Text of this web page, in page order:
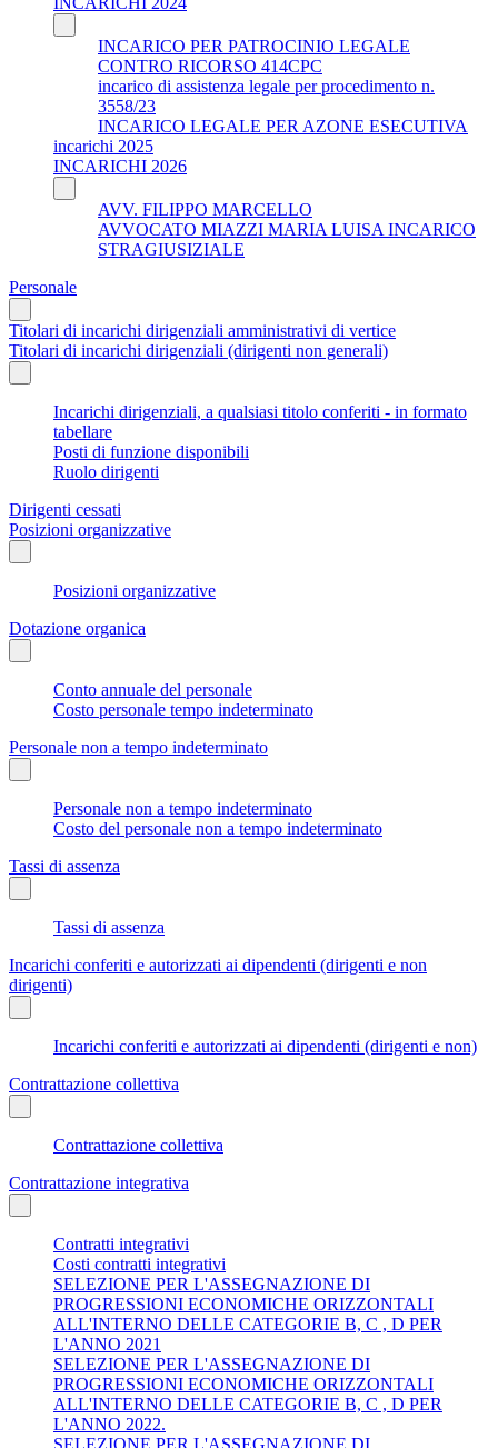
INCARICO PER PATROCINIO LEGALE
CONTRO RICORSO 414CPC
incarico di assistenza legale per procedimento n.
3558/23
INCARICO LEGALE PER AZONE ESECUTIVA
incarichi 2025
INCARICHI 2026
AVV. FILIPPO MARCELLO
AVVOCATO MIAZZI MARIA LUISA INCARICO
STRAGIUSIZIALE
Personale
Titolari di incarichi dirigenziali amministrativi di vertice
Titolari di incarichi dirigenziali (dirigenti non generali)
Incarichi dirigenziali, a qualsiasi titolo conferiti - in formato
tabellare
Posti di funzione disponibili
Ruolo dirigenti
Dirigenti cessati
Posizioni organizzative
Posizioni organizzative
Dotazione organica
Conto annuale del personale
Costo personale tempo indeterminato
Personale non a tempo indeterminato
Personale non a tempo indeterminato
Costo del personale non a tempo indeterminato
Tassi di assenza
Tassi di assenza
Incarichi conferiti e autorizzati ai dipendenti (dirigenti e non
dirigenti)
Incarichi conferiti e autorizzati ai dipendenti (dirigenti e non)
Contrattazione collettiva
Contrattazione collettiva
Contrattazione integrativa
Contratti integrativi
Costi contratti integrativi
SELEZIONE PER L'ASSEGNAZIONE DI
PROGRESSIONI ECONOMICHE ORIZZONTALI
ALL'INTERNO DELLE CATEGORIE B, C , D PER
L'ANNO 2021
SELEZIONE PER L'ASSEGNAZIONE DI
PROGRESSIONI ECONOMICHE ORIZZONTALI
ALL'INTERNO DELLE CATEGORIE B, C , D PER
L'ANNO 2022.
SELEZIONE PER L'ASSEGNAZIONE DI